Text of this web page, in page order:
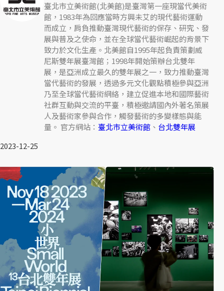
臺北市立美術館(北美館)是臺灣第一座現當代美術
館，1983年為回應當時方興未艾的現代藝術運動
而成立，肩負推動臺灣現代藝術的保存、研究、發
展與普及之使命，並在全球當代藝術崛起的背景下
致力於文化生產。北美館自1995年起負責策劃威
尼斯雙年展臺灣館；1998年開始策辦台北雙年
展，是亞洲成立最久的雙年展之一，致力推動臺灣
當代藝術的發展，透過多元文化觀點積極參與亞洲
乃至全球當代藝術網絡，建立促進本地和國際藝術
社群互動與交流的平臺，積極邀請國內外著名策展
人及藝術家參與合作，觸發藝術的多變樣態與能
量。 官方網站： 臺北市立美術館 、 台北雙年展
2023-12-25